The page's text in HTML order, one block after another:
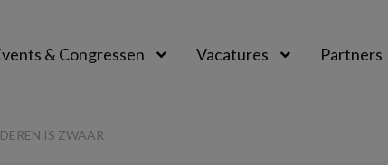
& Congressen Vacatures Partners
IS ZWAAR